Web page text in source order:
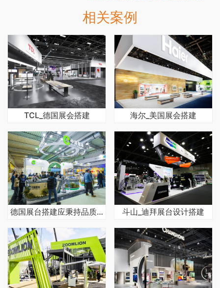
相关案例
TCL_德国展会搭建 海尔_美国展会搭建
德国展台搭建应秉持品质至上与细节把控 斗山_迪拜展台设计搭建